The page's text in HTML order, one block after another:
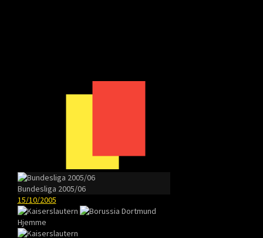
Bundesliga 2005/06
15/10/2005
Hjemme